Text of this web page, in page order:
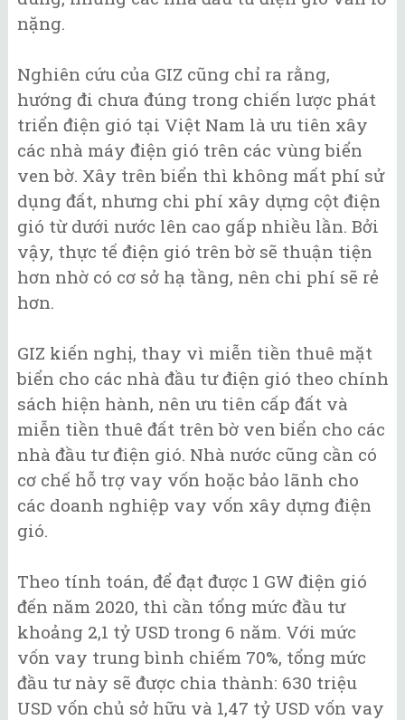
nặng.
Nghiên cứu của GIZ cũng chỉ ra rằng,
hướng đi chưa đúng trong chiến lược phát
triển điện gió tại Việt Nam là ưu tiên xây
các nhà máy điện gió trên các vùng biển
ven bờ. Xây trên biển thì không mất phí sử
dụng đất, nhưng chi phí xây dựng cột điện
gió từ dưới nước lên cao gấp nhiều lần. Bởi
vậy, thực tế điện gió trên bờ sẽ thuận tiện
hơn nhờ có cơ sở hạ tầng, nên chi phí sẽ rẻ
hơn.
GIZ kiến nghị, thay vì miễn tiền thuê mặt
biển cho các nhà đầu tư điện gió theo chính
sách hiện hành, nên ưu tiên cấp đất và
miễn tiền thuê đất trên bờ ven biển cho các
nhà đầu tư điện gió. Nhà nước cũng cần có
cơ chế hỗ trợ vay vốn hoặc bảo lãnh cho
các doanh nghiệp vay vốn xây dựng điện
gió.
Theo tính toán, để đạt được 1 GW điện gió
đến năm 2020, thì cần tổng mức đầu tư
khoảng 2,1 tỷ USD trong 6 năm. Với mức
vốn vay trung bình chiếm 70%, tổng mức
đầu tư này sẽ được chia thành: 630 triệu
USD vốn chủ sở hữu và 1,47 tỷ USD vốn vay